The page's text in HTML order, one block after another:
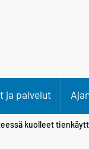
ja palvelut
kuolleet